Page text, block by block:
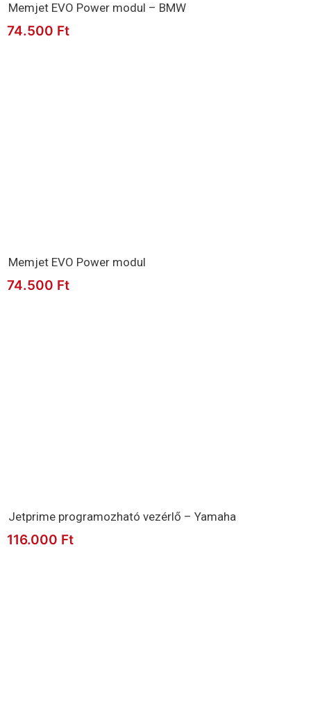
Memjet EVO Power modul – BMW
74.500 Ft
Memjet EVO Power modul
74.500 Ft
Jetprime programozható vezérlő – Yamaha
116.000 Ft